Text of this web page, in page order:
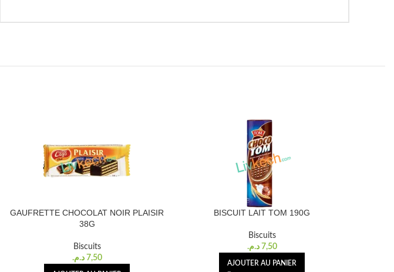
GAUFRETTE CHOCOLAT NOIR PLAISIR
38G
Biscuits
7,50 د.م.
BISCUIT LAIT TOM 190G
Biscuits
7,50 د.م.
AJOUTER AU PANIER